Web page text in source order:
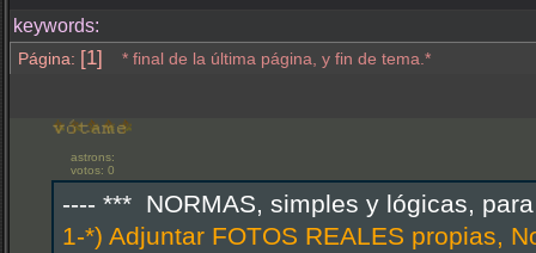
keywords:
Página: [1] * final de la última página, y fin de tema.*
astrons:
votos: 0
---- *** NORMAS, simples y lógicas,
1-*) Adjuntar FOTOS REALES propias,